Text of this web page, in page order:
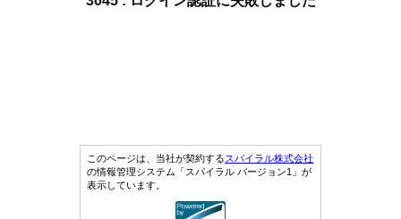
このページは、当社が契約するスパイラル株式会社
の情報管理システム「スパイラル バージョン1」が
表示しています。